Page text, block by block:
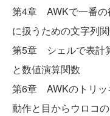
第4章 AWKで一番の
に扱うための文字列
第5章 シェルで表計
と数値演算関数
第6章 AWKのトリッ
動作と目からウロコ